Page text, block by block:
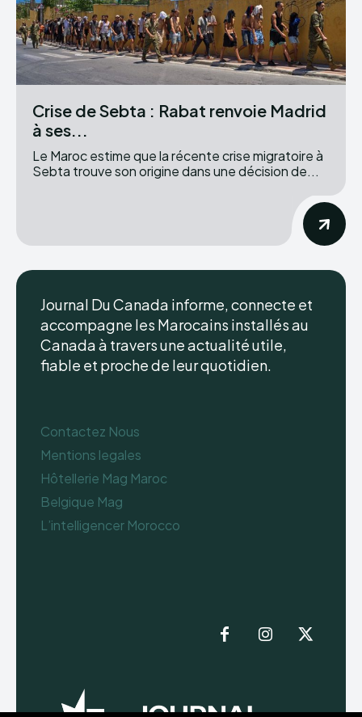
Crise de Sebta : Rabat renvoie Madrid
à ses...
Le Maroc estime que la récente crise migratoire à
Sebta trouve son origine dans une décision de...
Journal Du Canada informe, connecte et
accompagne les Marocains installés au
Canada à travers une actualité utile,
fiable et proche de leur quotidien.
Contactez Nous
Mentions legales
Hôtellerie Mag Maroc
Belgique Mag
L’intelligencer Morocco